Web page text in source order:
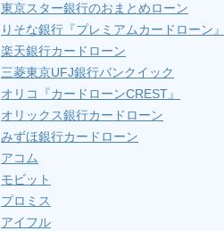
東京スター銀行のおまとめローン
りそな銀行『プレミアムカードローン』
楽天銀行カードローン
三菱東京UFJ銀行バンクイック
オリコ『カードローンCREST』
オリックス銀行カードローン
みずほ銀行カードローン
アコム
モビット
プロミス
アイフル